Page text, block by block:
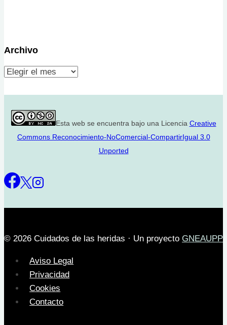
Archivo
Archivo
Esta web se encuentra bajo una Licencia Creative
Commons Reconocimiento-NoComercial-CompartirIgual 3.0
Unported
© 2026 Cuidados de las heridas · Un proyecto GNEAUPP
Aviso Legal
Privacidad
Cookies
Contacto